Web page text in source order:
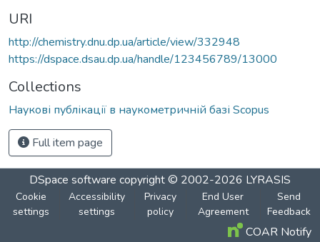
URI
http://chemistry.dnu.dp.ua/article/view/332948
https://dspace.dsau.dp.ua/handle/123456789/13000
Collections
Наукові публікації в наукометричній базі Scopus
Full item page
DSpace software copyright © 2002-2026 LYRASIS
Cookie
settings
Accessibility
settings
Privacy
policy
End User
Agreement
Send
Feedback
COAR Notify